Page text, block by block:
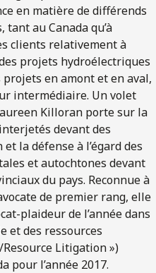
en matière de différends
au Canada qu’à
clients relativement à
projets hydroélectriques
en amont et en aval,
intermédiaire. Un volet
Killoran porte sur la
devant des
la défense à l’égard des
et autochtones devant
du pays. Reconnue à
de premier rang, elle
plaideur de l’année dans
et des ressources
Litigation »)
pour l’année 2017.